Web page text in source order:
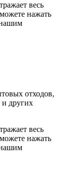
весь
нажать
отходов,
и других
весь
нажать